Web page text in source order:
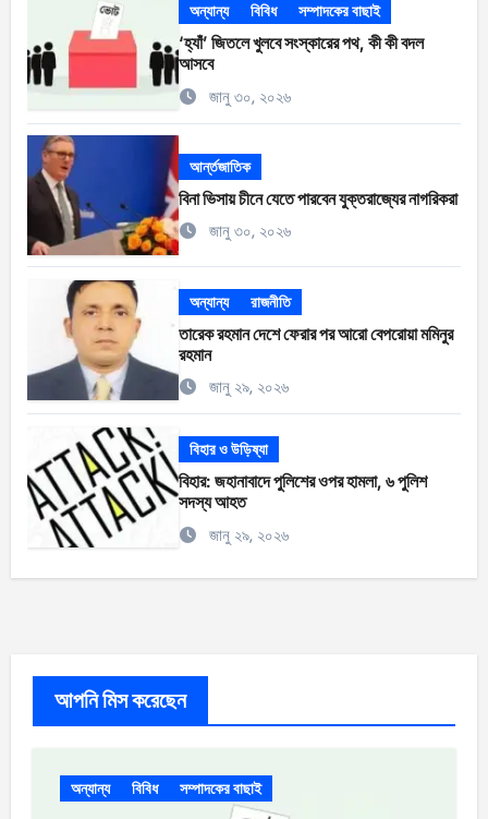
অন্যান্য বিবিধ সম্পাদকের বাছাই
‘হ্যাঁ’ জিতলে খুলবে সংস্কারের পথ, কী কী বদল
আসবে
জানু ৩০, ২০২৬
আর্ন্তজাতিক
বিনা ভিসায় চীনে যেতে পারবেন যুক্তরাজ্যের নাগরিকরা
জানু ৩০, ২০২৬
অন্যান্য রাজনীতি
তারেক রহমান দেশে ফেরার পর আরো বেপরোয়া মমিনুর
রহমান
জানু ২৯, ২০২৬
বিহার ও উড়িষ্যা
বিহার: জহানাবাদে পুলিশের ওপর হামলা, ৬ পুলিশ
সদস্য আহত
জানু ২৯, ২০২৬
আপনি মিস করেছেন
অন্যান্য বিবিধ সম্পাদকের বাছাই